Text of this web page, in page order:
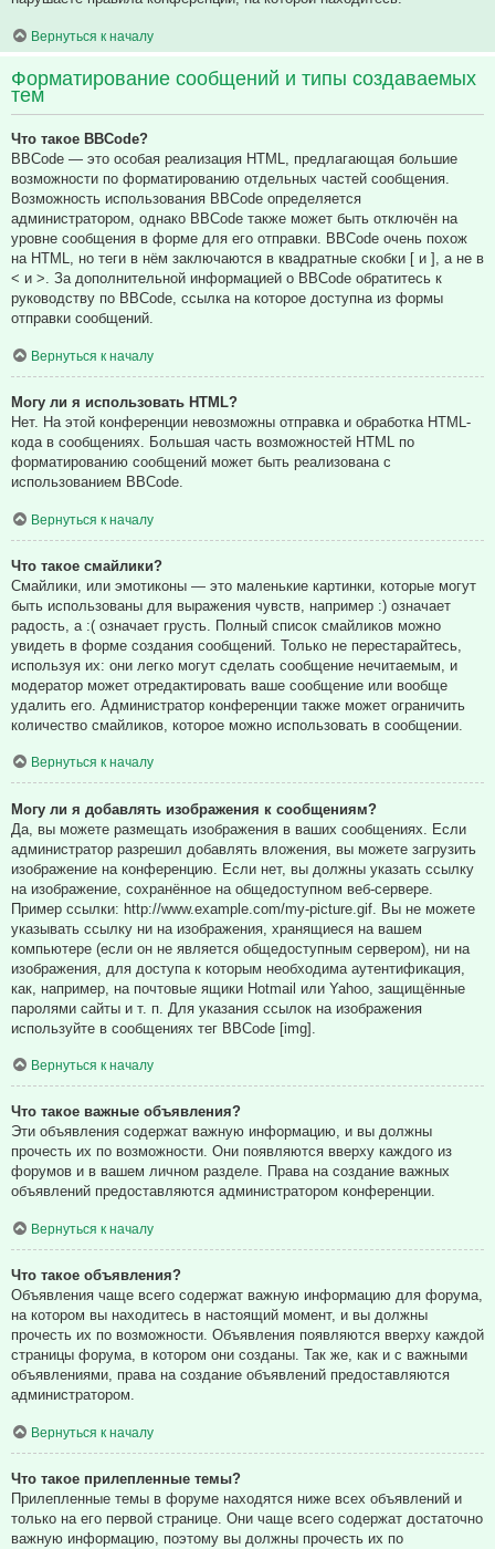
Вернуться к началу
Форматирование сообщений и типы создаваемых
тем
Что такое BBCode?
BBCode — это особая реализация HTML, предлагающая большие
возможности по форматированию отдельных частей сообщения.
Возможность использования BBCode определяется
администратором, однако BBCode также может быть отключён на
уровне сообщения в форме для его отправки. BBCode очень похож
на HTML, но теги в нём заключаются в квадратные скобки [ и ], а не в
< и >. За дополнительной информацией о BBCode обратитесь к
руководству по BBCode, ссылка на которое доступна из формы
отправки сообщений.
Вернуться к началу
Могу ли я использовать HTML?
Нет. На этой конференции невозможны отправка и обработка HTML-
кода в сообщениях. Большая часть возможностей HTML по
форматированию сообщений может быть реализована с
использованием BBCode.
Вернуться к началу
Что такое смайлики?
Смайлики, или эмотиконы — это маленькие картинки, которые могут
быть использованы для выражения чувств, например :) означает
радость, а :( означает грусть. Полный список смайликов можно
увидеть в форме создания сообщений. Только не перестарайтесь,
используя их: они легко могут сделать сообщение нечитаемым, и
модератор может отредактировать ваше сообщение или вообще
удалить его. Администратор конференции также может ограничить
количество смайликов, которое можно использовать в сообщении.
Вернуться к началу
Могу ли я добавлять изображения к сообщениям?
Да, вы можете размещать изображения в ваших сообщениях. Если
администратор разрешил добавлять вложения, вы можете загрузить
изображение на конференцию. Если нет, вы должны указать ссылку
на изображение, сохранённое на общедоступном веб-сервере.
Пример ссылки: http://www.example.com/my-picture.gif. Вы не можете
указывать ссылку ни на изображения, хранящиеся на вашем
компьютере (если он не является общедоступным сервером), ни на
изображения, для доступа к которым необходима аутентификация,
как, например, на почтовые ящики Hotmail или Yahoo, защищённые
паролями сайты и т. п. Для указания ссылок на изображения
используйте в сообщениях тег BBCode [img].
Вернуться к началу
Что такое важные объявления?
Эти объявления содержат важную информацию, и вы должны
прочесть их по возможности. Они появляются вверху каждого из
форумов и в вашем личном разделе. Права на создание важных
объявлений предоставляются администратором конференции.
Вернуться к началу
Что такое объявления?
Объявления чаще всего содержат важную информацию для форума,
на котором вы находитесь в настоящий момент, и вы должны
прочесть их по возможности. Объявления появляются вверху каждой
страницы форума, в котором они созданы. Так же, как и с важными
объявлениями, права на создание объявлений предоставляются
администратором.
Вернуться к началу
Что такое прилепленные темы?
Прилепленные темы в форуме находятся ниже всех объявлений и
только на его первой странице. Они чаще всего содержат достаточно
важную информацию, поэтому вы должны прочесть их по